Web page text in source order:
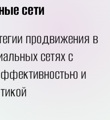
сети
продвижения в
сетях с
и